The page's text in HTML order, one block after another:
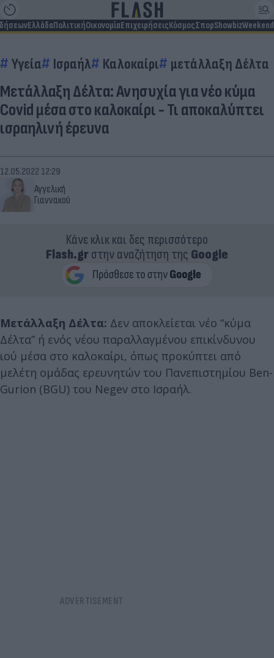
ΕλλάδαΠολιτικήΟικονομίαΕπιχειρήσειςΚόσμοςΣπορShowbizWeekend
Υγεία Ισραήλ Καλοκαίρι μετάλλαξη Δέλτα
Μετάλλαξη Δέλτα: Ανησυχία για νέο κύμα
Covid μέσα στο καλοκαίρι - Τι αποκαλύπτει
ισραηλινή έρευνα
Αγγελική
Γιαννακού
12.05.2022 12:29
Κάνε κλικ και δες περισσότερο
Flash.grστην αναζήτηση της Google
Μετάλλαξη Δέλτα: Δεν αποκλείεται νέο “κύμα
Δέλτα” ή ενός νέου παραλλαγμένου επικίνδυνου
ιού μέσα στο καλοκαίρι, όπως προκύπτει από
μελέτη ομάδας ερευνητών του Πανεπιστημίου Ben-
Gurion (BGU) του Negev στο Ισραήλ.